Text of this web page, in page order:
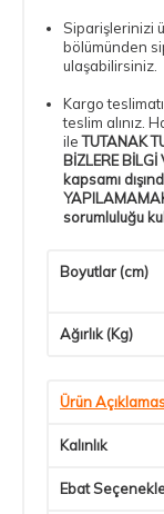
Siparişlerinizi
bölümünden
ulaşabilirsiniz.
Kargo
teslim alınız.
ileTUTANAK
BİZLERE
kapsamı
sorumluluğu
Boyutlar (cm)
Ağırlık (Kg)
Ürün
Kalınlık
Ebat